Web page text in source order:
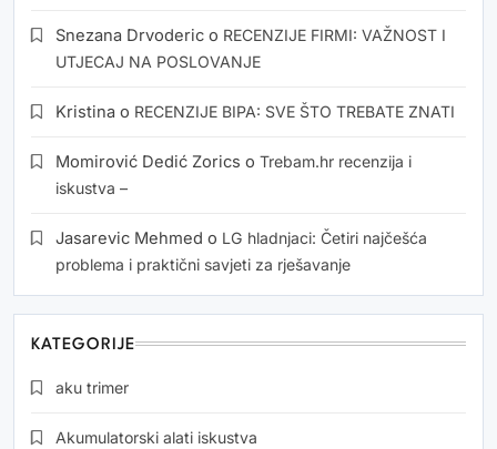
Snezana Drvoderic o RECENZIJE FIRMI: VAŽNOST I
UTJECAJ NA POSLOVANJE
Kristina o RECENZIJE BIPA: SVE ŠTO TREBATE ZNATI
Momirović Dedić Zorics o Trebam.hr recenzija i
iskustva –
Jasarevic Mehmed o LG hladnjaci: Četiri najčešća
problema i praktični savjeti za rješavanje
KATEGORIJE
aku trimer
Akumulatorski alati iskustva